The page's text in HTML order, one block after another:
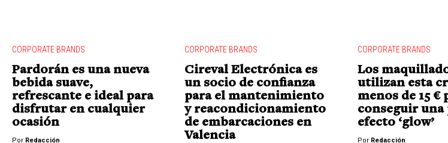
CORPORATE BRANDS
Pardorán es una nueva
bebida suave,
refrescante e ideal para
disfrutar en cualquier
ocasión
Por Redacción
CORPORATE BRANDS
Cireval Electrónica es
un socio de confianza
para el mantenimiento
y reacondicionamiento
de embarcaciones en
Valencia
CORPORATE BRANDS
Los
utilizan esta
menos de 15 €
conseguir una
efecto ‘glow’
Por Redacción